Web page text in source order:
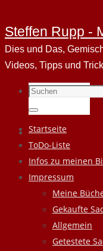
Steffen Rupp -
Dies und Das,
Videos, Tipps und
Suchen
nach:
Suchen
Zum
Inhalt
springen
Startseite
ToDo-Liste
Infos zu meinen
Impressum
Meine
Gekaufte
Allgemein
Getestete